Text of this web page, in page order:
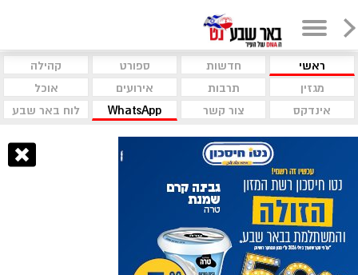
ראשי חדשות ספורט
קהילה
מגזין
תרבות אירועים
אוכל
אינדקס
צור קשר WhatsApp לוח באר שבע